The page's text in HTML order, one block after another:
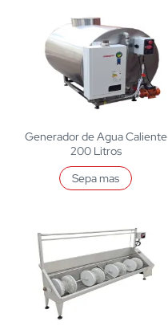
Generador de Agua Caliente
200 Litros
Sepa mas